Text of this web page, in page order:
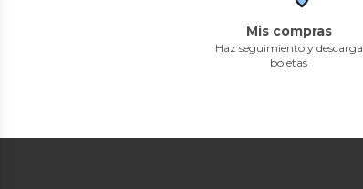
Mis compras
Haz seguimiento y descarga
boletas